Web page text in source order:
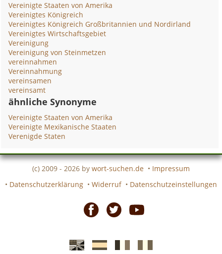
Vereinigte Staaten von Amerika
Vereinigtes Königreich
Vereinigtes Königreich Großbritannien und Nordirland
Vereinigtes Wirtschaftsgebiet
Vereinigung
Vereinigung von Steinmetzen
vereinnahmen
Vereinnahmung
vereinsamen
vereinsamt
ähnliche Synonyme
Vereinigte Staaten von Amerika
Vereinigte Mexikanische Staaten
Verenigde Staten
(c) 2009 - 2026 by wort-suchen.de • Impressum
• Datenschutzerklärung • Widerruf • Datenschutzeinstellungen